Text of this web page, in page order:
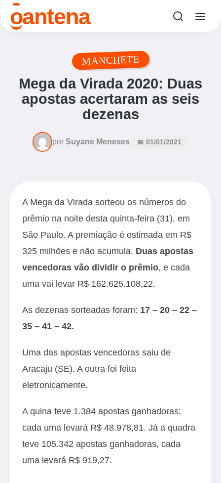
oantena
MANCHETE
Mega da Virada 2020: Duas
apostas acertaram as seis
dezenas
por Suyane Meneses 📅 01/01/2021
A Mega da Virada sorteou os números do
prêmio na noite desta quinta-feira (31), em
São Paulo. A premiação é estimada em R$
325 milhões e não acumula. Duas apostas
vencedoras vão dividir o prêmio, e cada
uma vai levar R$ 162.625.108,22.
As dezenas sorteadas foram: 17 – 20 – 22 –
35 – 41 – 42.
Uma das apostas vencedoras saiu de
Aracaju (SE). A outra foi feita
eletronicamente.
A quina teve 1.384 apostas ganhadoras;
cada uma levará R$ 48.978,81. Já a quadra
teve 105.342 apostas ganhadoras, cada
uma levará R$ 919,27.